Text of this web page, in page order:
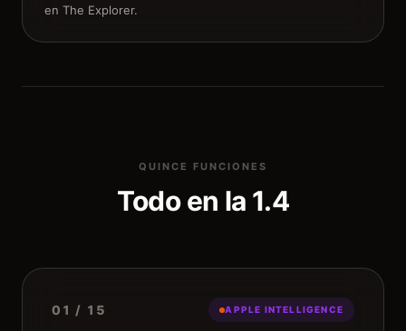
en The Explorer.
QUINCE FUNCIONES
Todo en la 1.4
01 / 15 APPLE INTELLIGENCE